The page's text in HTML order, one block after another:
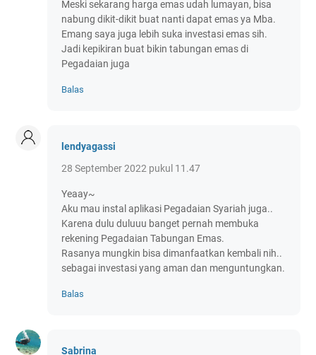
Meski sekarang harga emas udah lumayan, bisa
nabung dikit-dikit buat nanti dapat emas ya Mba.
Emang saya juga lebih suka investasi emas sih.
Jadi kepikiran buat bikin tabungan emas di
Pegadaian juga
Balas
lendyagassi
28 September 2022 pukul 11.47
Yeaay~
Aku mau instal aplikasi Pegadaian Syariah juga..
Karena dulu duluuu banget pernah membuka
rekening Pegadaian Tabungan Emas.
Rasanya mungkin bisa dimanfaatkan kembali nih..
sebagai investasi yang aman dan menguntungkan.
Balas
Sabrina